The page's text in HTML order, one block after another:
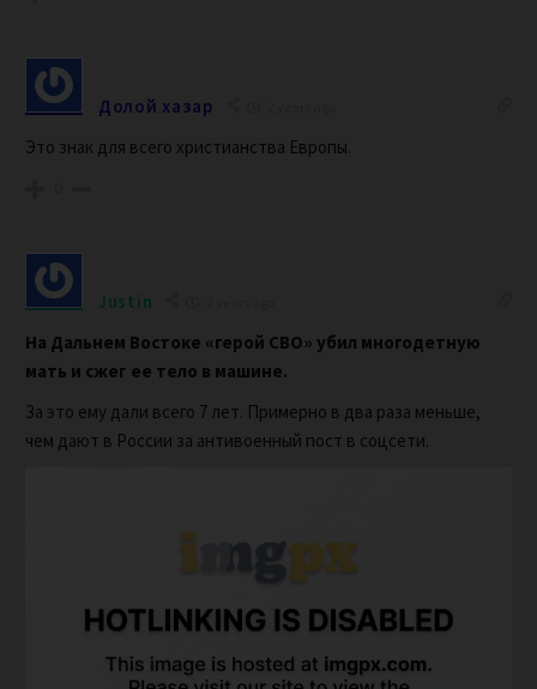
Долой хазар
Это знак для всего христианства Европы.
Justin
На Дальнем Востоке «герой СВО» убил многодетную
мать и сжег ее тело в машине.
За это ему дали всего 7 лет. Примерно в два раза меньше,
чем дают в России за антивоенный пост в соцсети.